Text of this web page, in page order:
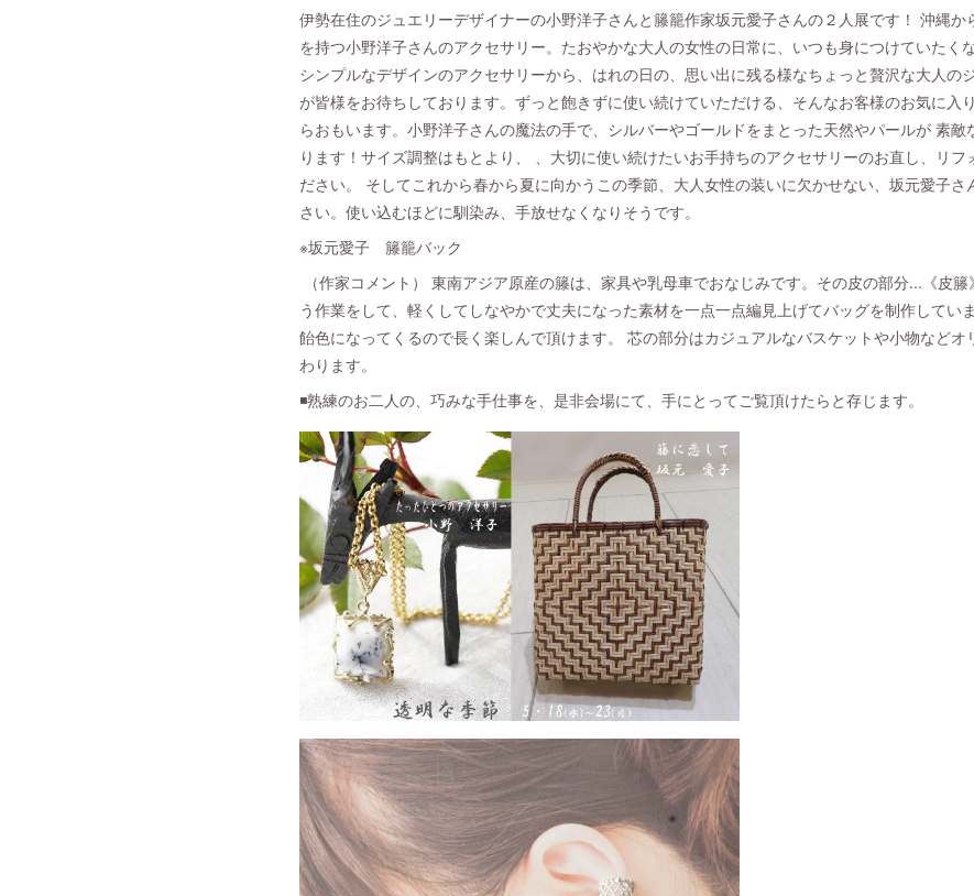
伊勢在住のジュエリーデザイナーの小野洋子さんと籐籠作家坂元愛子さんの２人展です！ 沖縄か
を持つ小野洋子さんのアクセサリー。たおやかな大人の女性の日常に、いつも身につけていたく
シンプルなデザインのアクセサリーから、はれの日の、思い出に残る様なちょっと贅沢な大人の
が皆様をお待ちしております。ずっと飽きずに使い続けていただける、そんなお客様のお気に入
らおもいます。小野洋子さんの魔法の手で、シルバーやゴールドをまとった天然やパールが 素
ります！サイズ調整はもとより、 、大切に使い続けたいお手持ちのアクセサリーのお直し、リフ
ださい。 そしてこれから春から夏に向かうこの季節、大人女性の装いに欠かせない、坂元愛子
さい。使い込むほどに馴染み、手放せなくなりそうです。
※坂元愛子 籐籠バック
（作家コメント） 東南アジア原産の籐は、家具や乳母車でおなじみです。その皮の部分...《皮
う作業をして、軽くしてしなやかで丈夫になった素材を一点一点編見上げてバッグを制作してい
飴色になってくるので長く楽しんで頂けます。 芯の部分はカジュアルなバスケットや小物など
わります。
◾️熟練のお二人の、巧みな手仕事を、是非会場にて、手にとってご覧頂けたらと存じます。